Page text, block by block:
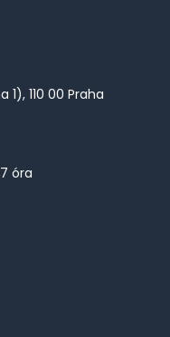
110 00 Praha
óra